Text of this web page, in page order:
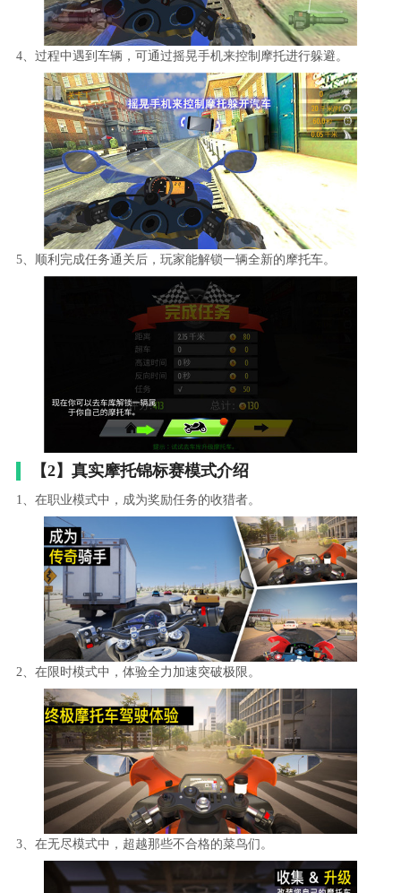
4、过程中遇到车辆，可通过摇晃手机来控制摩托进行躲避。
5、顺利完成任务通关后，玩家能解锁一辆全新的摩托车。
【2】真实摩托锦标赛模式介绍
1、在职业模式中，成为奖励任务的收猎者。
2、在限时模式中，体验全力加速突破极限。
3、在无尽模式中，超越那些不合格的菜鸟们。